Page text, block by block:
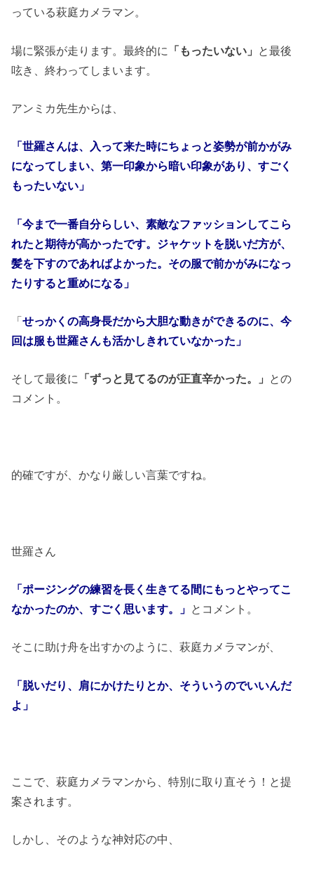
っている萩庭カメラマン。
場に緊張が走ります。最終的に 「もったいない」
と最後
呟き、終わってしまいます。
アンミカ先生からは、
「世羅さんは、入って来た時にちょっと姿勢が前かがみ
になってしまい、第一印象から暗い印象があり、すごく
もったいない」
「今まで一番自分らしい、素敵なファッションしてこら
れたと期待が高かったです。ジャケットを脱いだ方が、
髪を下すのであればよかった。その服で前かがみになっ
たりすると重めになる」
「せっかくの高身長だから大胆な動きができるのに、今
回は服も世羅さんも活かしきれていなかった」
そして最後に 「ずっと見てるのが正直辛かった。」 との
コメント。
的確ですが、かなり厳しい言葉ですね。
世羅さん
「ポージングの練習を長く生きてる間にもっとやってこ
なかったのか、すごく思います。」 とコメント。
そこに助け舟を出すかのように、萩庭カメラマンが、
「脱いだり、肩にかけたりとか、そういうのでいいんだ
よ」
ここで、萩庭カメラマンから、特別に取り直そう！と提
案されます。
しかし、そのような神対応の中、